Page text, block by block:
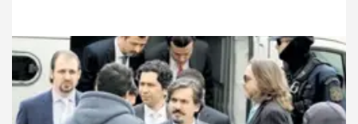
değerlendirmedir" dedi.
22.10.2018 Siyaset